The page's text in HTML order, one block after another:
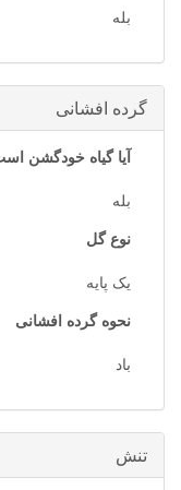
بله
گرده افشانی
آیا گیاه خودگشن
بله
نوع گل
یک پایه
نحوه گرده افشانی
باد
تنش